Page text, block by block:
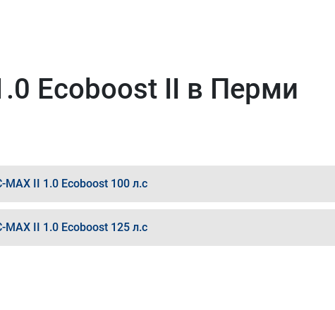
Ecoboost II в Перми
MAX II 1.0 Ecoboost 100 л.с
MAX II 1.0 Ecoboost 125 л.с